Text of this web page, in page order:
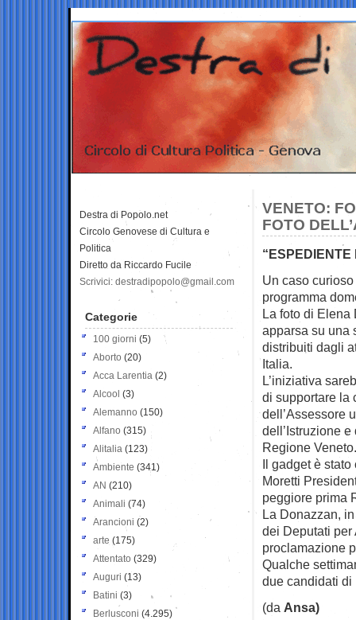
VENETO:
FOTO
Un caso
programma
La foto di Elena
apparsa su una
distribuiti dagli
Italia.
L’iniziativa
di supportare
dell’Assessore
dell’Istruzione
Regione Veneto.
Il gadget è
Moretti
peggiore prima
La Donazzan,
dei Deputati
proclamazione
Qualche
due candidati di
(da Ansa)
Destra di Popolo.net
Circolo Genovese di Cultura e
Politica
Diretto da Riccardo Fucile
Scrivici: destradipopolo@gmail.com
Categorie
100 giorni (5)
Aborto (20)
Acca Larentia (2)
Alcool (3)
Alemanno (150)
Alfano (315)
Alitalia (123)
Ambiente (341)
AN (210)
Animali (74)
Arancioni (2)
arte (175)
Attentato (329)
Auguri (13)
Batini (3)
Berlusconi (4.295)